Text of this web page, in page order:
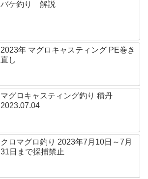
バケ釣り 解説
2023年 マグロキャスティング PE巻き
直し
マグロキャスティング釣り 積丹
2023.07.04
クロマグロ釣り 2023年7月10日～7月
31日まで採捕禁止